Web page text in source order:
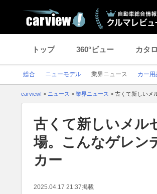
トップ 360°ビュー カタ
総合 ニューモデル 業界ニュース カー用
carview! > ニュース > 業界ニュース > 古くて新しいメ
古くて新しいメル
場。こんなゲレン
カー
2025.04.17 21:37掲載